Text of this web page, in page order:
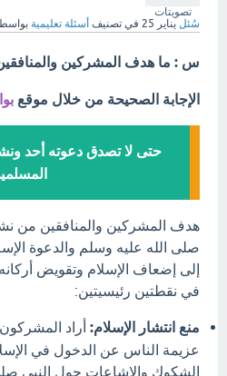
تصويتات
سُئل يناير 25 في تصنيف أسئلة تعليمية
س : ما هدف المشركين
الإجابة الصحيحة من خلال موقع
حتى لا تصدق دعوته أحد
هدف المشركين والمنافقين من
صلى الله عليه وسلم والدعوة
إلى إضعاف الإسلام وتقويض
في نقطتين رئيسيتين:
منع انتشار الإسلام: أراد
عزيمة الناس عن الدخول في
الشكوك والإشاعات حول النبي